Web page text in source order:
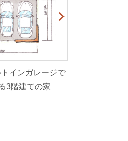
トインガレージで
3階建ての家